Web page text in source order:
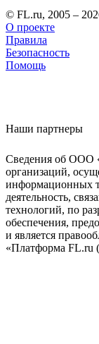
© FL.ru, 2005 –
О проекте
Правила
Безопасность
Помощь
Наши партнеры
Сведения об ООО
организаций,
информационных
деятельность,
технологий, по
обеспечения,
и является
«Платформа FL.ru